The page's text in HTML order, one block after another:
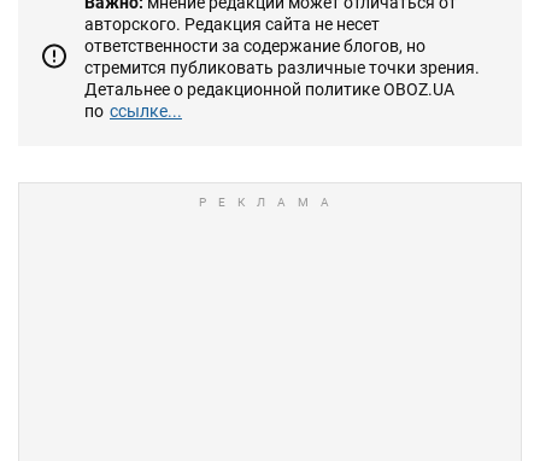
авторского. Редакция сайта не несет
ответственности за содержание блогов, но
стремится публиковать различные точки зрения.
Детальнее о редакционной политике OBOZ.UA
по ссылке...